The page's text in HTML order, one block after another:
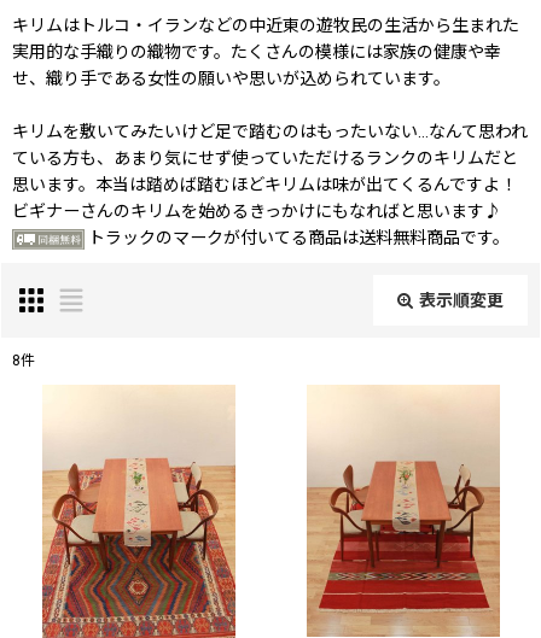
キリムはトルコ・イランなどの中近東の遊牧民の生活から生まれた
実用的な手織りの織物です。たくさんの模様には家族の健康や幸
せ、織り手である女性の願いや思いが込められています。
キリムを敷いてみたいけど足で踏むのはもったいない…なんて思われ
ている方も、あまり気にせず使っていただけるランクのキリムだと
思います。本当は踏めば踏むほどキリムは味が出てくるんですよ！
ビギナーさんのキリムを始めるきっかけにもなればと思います♪
トラックのマークが付いてる商品は送料無料商品です。
表示順変更
並び順:
8件